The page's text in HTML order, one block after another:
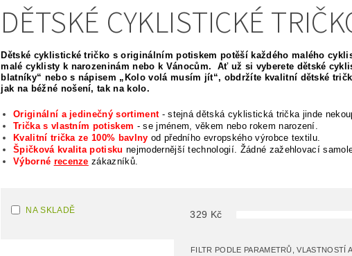
DĚTSKÉ CYKLISTICKÉ
Dětské cyklistické tričko s originálním potiskem potěší každého malého
malé cyklisty k narozeninám nebo k Vánocům. Ať už si vyberete dětské
blatníky“ nebo s nápisem „Kolo volá musím jít“, obdržíte kvalitní dětské
jak na béžné nošení, tak na kolo.
Originální a jedinečný sortiment - stejná dětská cyklistická trička jinde
Trička s vlastním potiskem - se jménem, věkem nebo rokem narození.
Kvalitní trička ze 100% bavlny od předního evropského výrobce textilu.
Špičková kvalita potisku nejmodernější technologií. Žádné zažehlovací
Výborné recenze zákazníků.
NA SKLADĚ 329 Kč
FILTR PODLE PARAMETRŮ, VLASTNOSTÍ